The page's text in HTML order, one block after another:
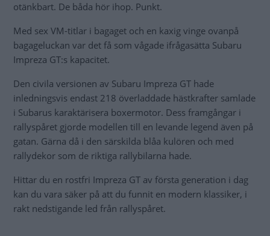
otänkbart. De båda hör ihop. Punkt.
Med sex VM-titlar i bagaget och en kaxig vinge ovanpå
bagageluckan var det få som vågade ifrågasätta Subaru
Impreza GT:s kapacitet.
Den civila versionen av Subaru Impreza GT hade
inledningsvis endast 218 överladdade hästkrafter samlade
i Subarus karaktärisera boxermotor. Dess framgångar i
rallyspåret gjorde modellen till en levande legend även på
gatan. Gärna då i den särskilda blåa kulören och med
rallydekor som de riktiga rallybilarna hade.
Hittar du en rostfri Impreza GT av första generation i dag
kan du vara säker på att du funnit en modern klassiker, i
rakt nedstigande led från rallyspåret.